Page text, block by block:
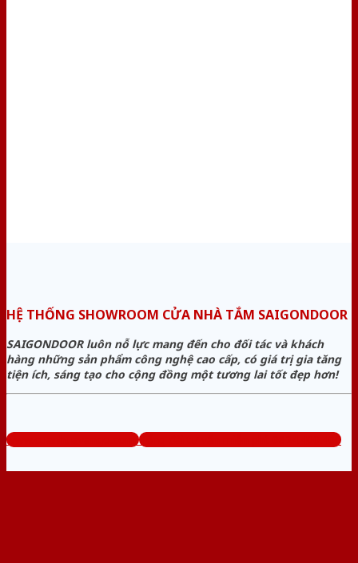
HỆ THỐNG SHOWROOM CỬA NHÀ TẮM SAIGONDOOR
SAIGONDOOR luôn nỗ lực mang đến cho đối tác và khách
hàng những sản phẩm công nghệ cao cấp, có giá trị gia tăng
tiện ích, sáng tạo cho cộng đồng một tương lai tốt đẹp hơn!
www.cuanhuavango.com Tổng đài tư vấn miễn phí: 0824.400.400